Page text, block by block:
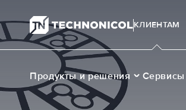
КЛИЕНТАМ
Продукты и решения Сервисы